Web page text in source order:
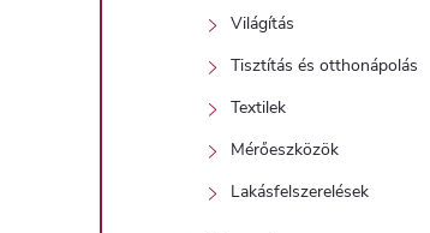
Világítás
Tisztítás és otthonápolás
Textilek
Mérőeszközök
Lakásfelszerelések